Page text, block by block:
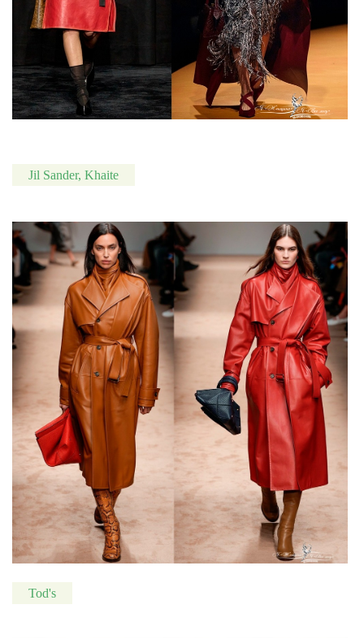
Jil Sander, Khaite
Tod's